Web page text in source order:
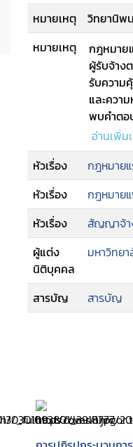
หมายเหตุ
วิทยานิพ
หมายเหตุ
กฎหมาย
ผู้รับจ้าง
รับความ
และควา
พบคำตอ
เพียงแต่
จ้างตาม
กฎหมาย
อ่านเพิ่ม
หัวเรื่อง
กฎหมาย
หัวเรื่อง
กฎหมาย
หัวเรื่อง
สัญญาจ้า
ผู้แต่ง
นิติบุคคล
มหาวิทย
สารบัญ สารบัญ